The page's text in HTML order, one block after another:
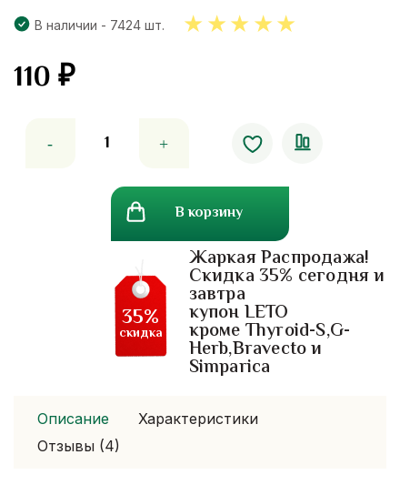
В наличии - 7424 шт.
110₽
товара
В корзину
Жаркая Распродажа!
Скидка 35% сегодня и
завтра
купон LETO
кроме Thyroid-S,G-
Herb,Bravecto и
Simparica
35%
скидка
Описание
Характеристики
Отзывы (4)